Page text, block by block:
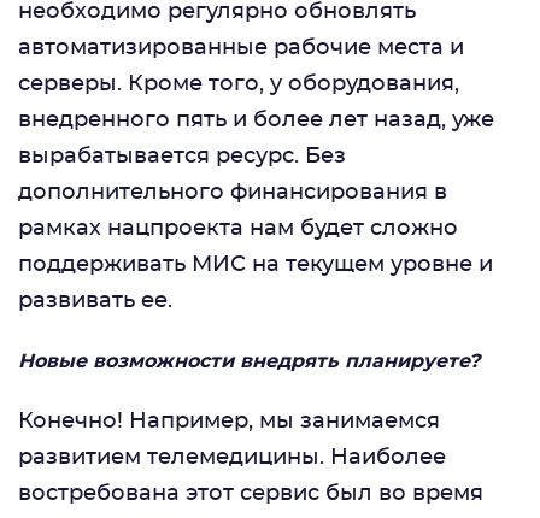
необходимо регулярно обновлять
автоматизированные рабочие места и
серверы. Кроме того, у оборудования,
внедренного пять и более лет назад, уже
вырабатывается ресурс. Без
дополнительного финансирования в
рамках нацпроекта нам будет сложно
поддерживать МИС на текущем уровне и
развивать ее.
Новые возможности внедрять планируете?
Конечно! Например, мы занимаемся
развитием телемедицины. Наиболее
востребована этот сервис был во время